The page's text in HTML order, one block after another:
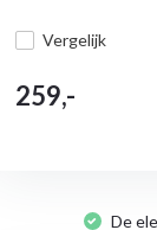
Vergelijk
259,-
De